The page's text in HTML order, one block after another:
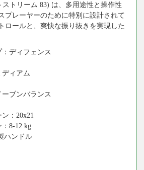
ストリーム 83) は、多用途性と操作性
プレーヤーのために特別に設計されて
ロールと、爽快な振り抜きを実現した
ディフェンス
ィアム
ブンバランス
：20x21
8-12 kg
ハンドル